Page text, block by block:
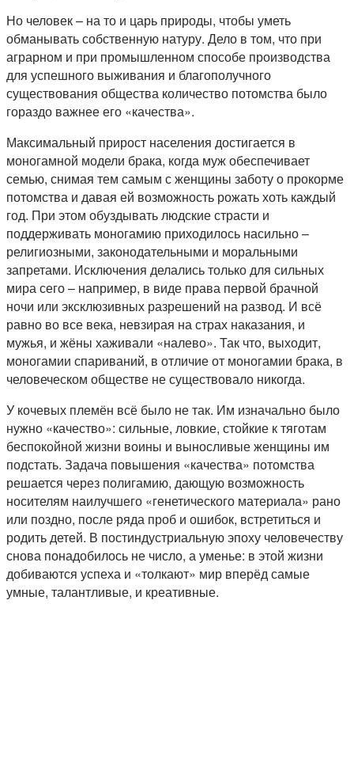
Но человек – на то и царь природы, чтобы уметь
обманывать собственную натуру. Дело в том, что при
аграрном и при промышленном способе производства
для успешного выживания и благополучного
существования общества количество потомства было
гораздо важнее его «качества».
Максимальный прирост населения достигается в
моногамной модели брака, когда муж обеспечивает
семью, снимая тем самым с женщины заботу о прокорме
потомства и давая ей возможность рожать хоть каждый
год. При этом обуздывать людские страсти и
поддерживать моногамию приходилось насильно –
религиозными, законодательными и моральными
запретами. Исключения делались только для сильных
мира сего – например, в виде права первой брачной
ночи или эксклюзивных разрешений на развод. И всё
равно во все века, невзирая на страх наказания, и
мужья, и жёны хаживали «налево». Так что, выходит,
моногамии спариваний, в отличие от моногамии брака, в
человеческом обществе не существовало никогда.
У кочевых племён всё было не так. Им изначально было
нужно «качество»: сильные, ловкие, стойкие к тяготам
беспокойной жизни воины и выносливые женщины им
подстать. Задача повышения «качества» потомства
решается через полигамию, дающую возможность
носителям наилучшего «генетического материала» рано
или поздно, после ряда проб и ошибок, встретиться и
родить детей. В постиндустриальную эпоху человечеству
снова понадобилось не число, а уменье: в этой жизни
добиваются успеха и «толкают» мир вперёд самые
умные, талантливые, и креативные.